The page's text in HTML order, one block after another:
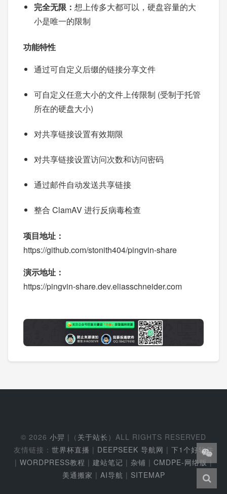
完全无限： 想上传多大都可以，硬盘容量的大
小是唯一的限制
功能特性
通过可自定义后缀的链接分享文件
可自定义任意大小的文件上传限制 (受制于托管
所在的硬盘大小)
对共享链接设置有效期限
对共享链接设置访问次数和访问密码
通过邮件自动发送共享链接
整合 ClamAV 进行反病毒检查
项目地址：
https://github.com/stonith404/pingvin-share
演示地址：
https://pingvin-share.dev.eliasschneider.com
© 2026 小羿 |（ 关于站长 ）ALL RIGHTS RESERVED
友情链接： 世界杯直播 | DEEPSEEK 导航网 | 下1个好软件
| WORDPRESS教程 | 建站笔记 | 杂铺 | CMDPE-网络版|
美通搬家 | AI导航 | SITEMAP